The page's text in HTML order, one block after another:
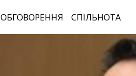
ОБГОВОРЕННЯ СПІЛЬНОТА